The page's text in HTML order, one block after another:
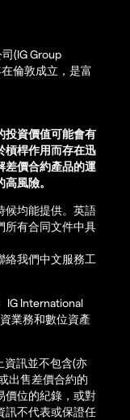
(IG Group
倫敦成立，是富
投資價值可能會有
槓桿作用而存在迅
差價合約產品的運
風險。
候均能提供。英語
所有合同文件中具
絡我們中文服務工
IG International
業務和數位資產
資訊並不包含(亦
出售差價合約的
價位的紀錄，或對
訊不代表或保證任